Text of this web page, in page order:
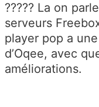
????? La on
serveurs
player pop a
d’Oqee, avec
améliorations.